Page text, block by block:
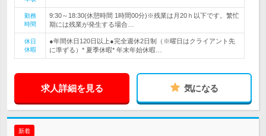
勤務
時間
9:30～18:30(休憩時間 1時間00分)※残業は月20ｈ以下です。繁忙
期には残業が発生する場合…
休日
休暇
●年間休日120日以上●完全週休2日制（※曜日はクライアント先
に準ずる）* 夏季休暇* 年末年始休暇…
求人詳細を見る 気になる
新着